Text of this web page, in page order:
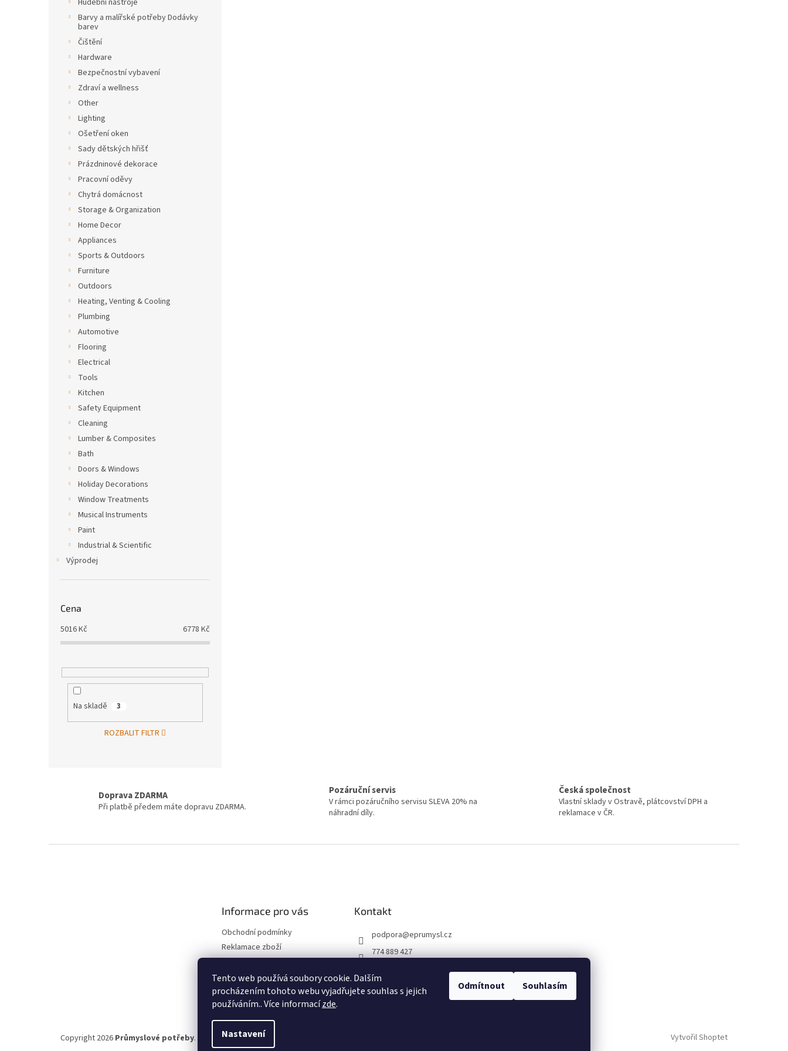
Tento web používá soubory cookie. Dalším
procházením tohoto webu vyjadřujete souhlas s jejich
používáním.. Více informacízde.
Nastavení
Odmítnout Souhlasím
Hudební nástroje
Barvy a malířské potřeby Dodávky
barev
Čištění
Hardware
Bezpečnostní vybavení
Zdraví a wellness
Other
Lighting
Ošetření oken
Sady dětských hřišť
Prázdninové dekorace
Pracovní oděvy
Chytrá domácnost
Storage & Organization
Home Decor
Appliances
Sports & Outdoors
Furniture
Outdoors
Heating, Venting & Cooling
Plumbing
Automotive
Flooring
Electrical
Tools
Kitchen
Safety Equipment
Cleaning
Lumber & Composites
Bath
Doors & Windows
Holiday Decorations
Window Treatments
Musical Instruments
Paint
Industrial & Scientific
Výprodej
Cena
5016Kč 6778 Kč
Na skladě 3
ROZBALIT FILTR
Doprava ZDARMA
Při platbě předem máte dopravu ZDARMA.
Pozáruční servis
V rámci pozáručního servisu SLEVA 20% na
náhradní díly.
Česká společnost
Vlastní sklady v Ostravě, plátcovství DPH a
reklamace v ČR.
Informace pro vás
Obchodní podmínky
Reklamace zboží
Reklamace přepravy
Kontakty
Moje objednávka
Kontakt
podpora@eprumysl.cz
774 889 427
Vytvořil Shoptet
Copyright 2026 Průmyslové potřeby. Všechna práva vyhrazena.